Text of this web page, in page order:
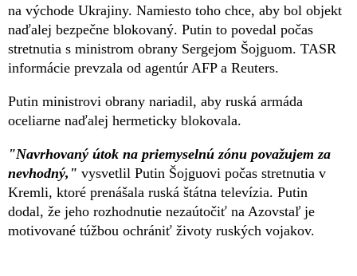
na východe Ukrajiny. Namiesto toho chce, aby bol objekt
naďalej bezpečne blokovaný. Putin to povedal počas
stretnutia s ministrom obrany Sergejom Šojguom. TASR
informácie prevzala od agentúr AFP a Reuters.
Putin ministrovi obrany nariadil, aby ruská armáda
oceliarne naďalej hermeticky blokovala.
"Navrhovaný útok na priemyselnú zónu považujem za
nevhodný," vysvetlil Putin Šojguovi počas stretnutia v
Kremli, ktoré prenášala ruská štátna televízia. Putin
dodal, že jeho rozhodnutie nezaútočiť na Azovstaľ je
motivované túžbou ochrániť životy ruských vojakov.